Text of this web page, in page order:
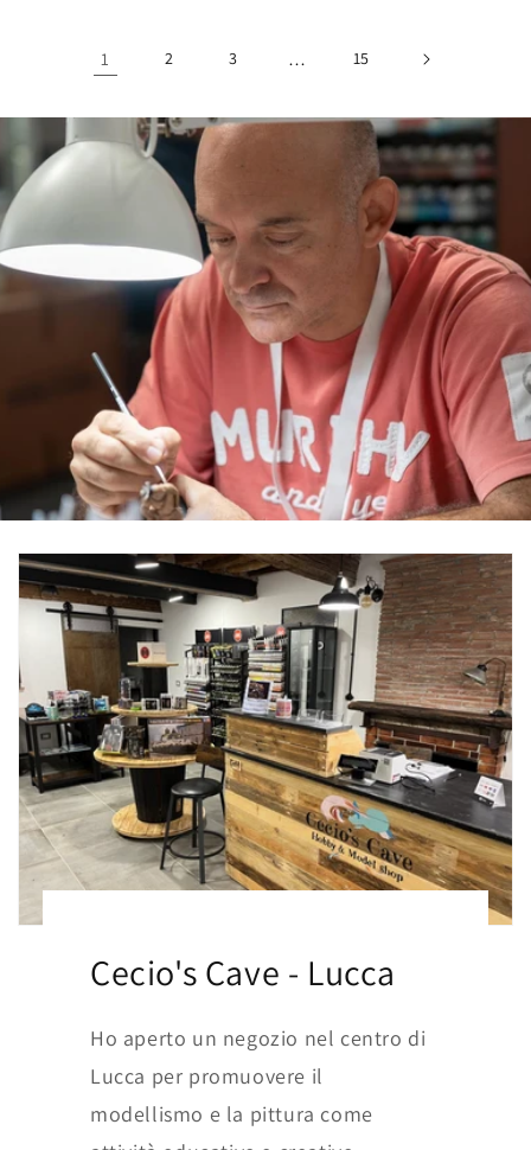
1 2 3 … 15
Cecio's Cave - Lucca
Ho aperto un negozio nel centro di
Lucca per promuovere il
modellismo e la pittura come